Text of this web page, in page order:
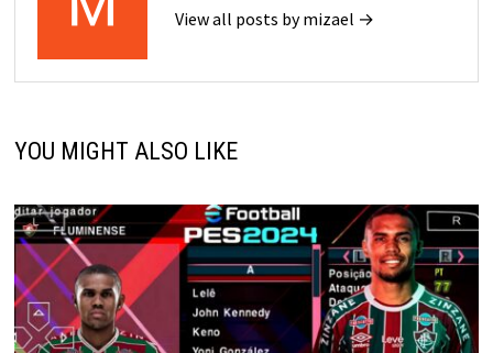
View all posts by mizael →
YOU MIGHT ALSO LIKE